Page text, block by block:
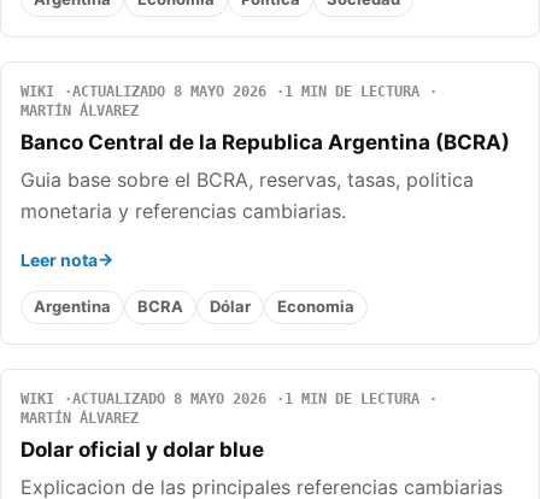
WIKI ACTUALIZADO 8 MAYO 2026
1 MIN DE LECTURA
MARTÍN ÁLVAREZ
Banco Central de la Republica Argentina (BCRA)
Guia base sobre el BCRA, reservas, tasas, politica
monetaria y referencias cambiarias.
Leer nota
Argentina BCRA Dólar Economia
WIKI ACTUALIZADO 8 MAYO 2026
1 MIN DE LECTURA
MARTÍN ÁLVAREZ
Dolar oficial y dolar blue
Explicacion de las principales referencias cambiarias